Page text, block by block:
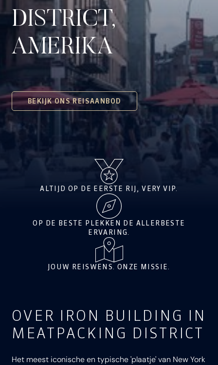
DISTRICT,
AMERIKA
BEKIJK ONS REISAANBOD
ALTIJD OP DE EERSTE RIJ, VERY VIP.
OP DE BESTE PLEKKEN DE ALLERBESTE
ERVARING.
JOUW REISWENS. ONZE MISSIE.
OVER IRON BUILDING IN
MEATPACKING DISTRICT
Het meest iconische en typische 'plaatje' van New York